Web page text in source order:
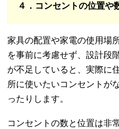
４．コンセントの位置や
家具の配置や家電の使用場
を事前に考慮せず、設計段
が不足していると、実際に
所に使いたいコンセントが
ったりします。
コンセントの数と位置は非